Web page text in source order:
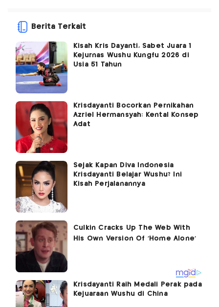
Berita Terkait
Kisah Kris Dayanti, Sabet Juara 1
Kejurnas Wushu Kungfu 2026 di
Usia 51 Tahun
Krisdayanti Bocorkan Pernikahan
Azriel Hermansyah: Kental Konsep
Adat
Sejak Kapan Diva Indonesia
Krisdayanti Belajar Wushu? Ini
Kisah Perjalanannya
Krisdayanti Raih Medali Perak pada
Kejuaraan Wushu di China